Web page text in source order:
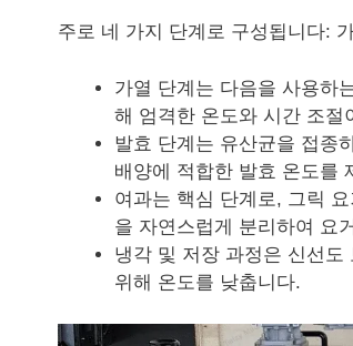
주로 네 가지 단계로 구성됩니다:
가열 단계는 다음을 사용하
해 엄격한 온도와 시간 조절
발효 단계는 유산균을 접종
배양에 적합한 발효 온도를
여과는 핵심 단계로, 그릭
을 자연스럽게 분리하여 요
냉각 및 저장 과정은 신선
위해 온도를 낮춥니다.